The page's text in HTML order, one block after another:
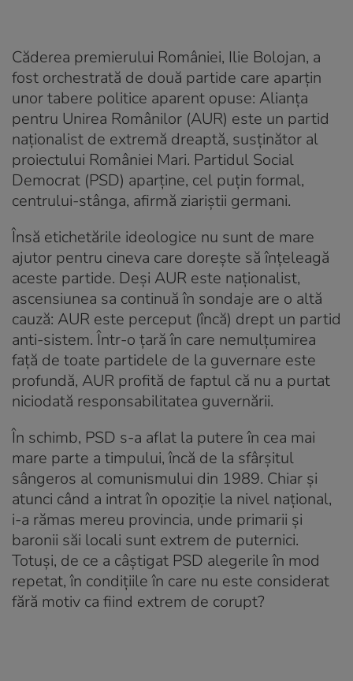
Căderea premierului României, Ilie Bolojan, a
fost orchestrată de două partide care aparțin
unor tabere politice aparent opuse: Alianța
pentru Unirea Românilor (AUR) este un partid
naționalist de extremă dreaptă, susținător al
proiectului României Mari. Partidul Social
Democrat (PSD) aparține, cel puțin formal,
centrului-stânga, afirmă ziariștii germani.
Însă etichetările ideologice nu sunt de mare
ajutor pentru cineva care dorește să înțeleagă
aceste partide. Deși AUR este naționalist,
ascensiunea sa continuă în sondaje are o altă
cauză: AUR este perceput (încă) drept un partid
anti-sistem. Într-o țară în care nemulțumirea
față de toate partidele de la guvernare este
profundă, AUR profită de faptul că nu a purtat
niciodată responsabilitatea guvernării.
În schimb, PSD s-a aflat la putere în cea mai
mare parte a timpului, încă de la sfârșitul
sângeros al comunismului din 1989. Chiar și
atunci când a intrat în opoziție la nivel național,
i-a rămas mereu provincia, unde primarii și
baronii săi locali sunt extrem de puternici.
Totuși, de ce a câștigat PSD alegerile în mod
repetat, în condițiile în care nu este considerat
fără motiv ca fiind extrem de corupt?